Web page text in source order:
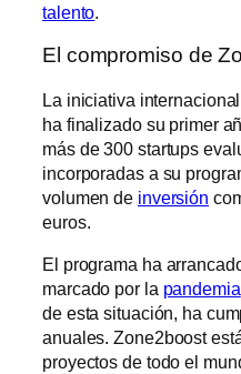
talento
El compromiso de
La iniciativa
ha finalizado su primer
más de 300 startups
incorporadas a su
volumen de inversión
euros.
El programa ha
marcado por la pandemia
de esta situación, ha
anuales. Zone2boost
proyectos de todo el